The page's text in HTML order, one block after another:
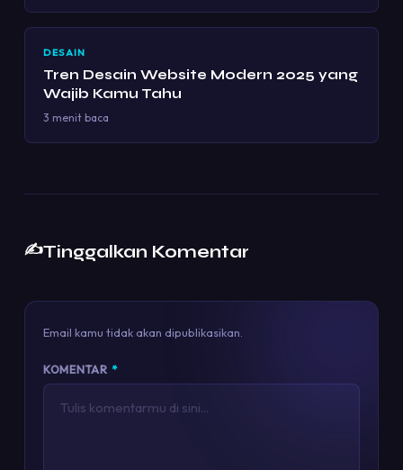
DESAIN
Tren Desain Website Modern 2025 yang
Wajib Kamu Tahu
3 menit baca
✍️Tinggalkan Komentar
Email kamu tidak akan dipublikasikan.
KOMENTAR *